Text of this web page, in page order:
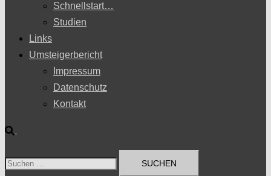
Schnellstart…
Studien
Links
Umsteigerbericht
Impressum
Datenschutz
Kontakt
Suche
Suchen